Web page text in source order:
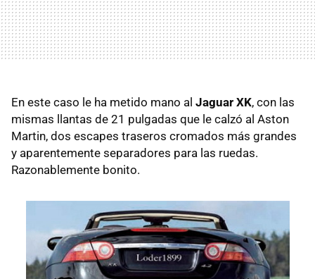
En este caso le ha metido mano al Jaguar XK, con las
mismas llantas de 21 pulgadas que le calzó al Aston
Martin, dos escapes traseros cromados más grandes
y aparentemente separadores para las ruedas.
Razonablemente bonito.